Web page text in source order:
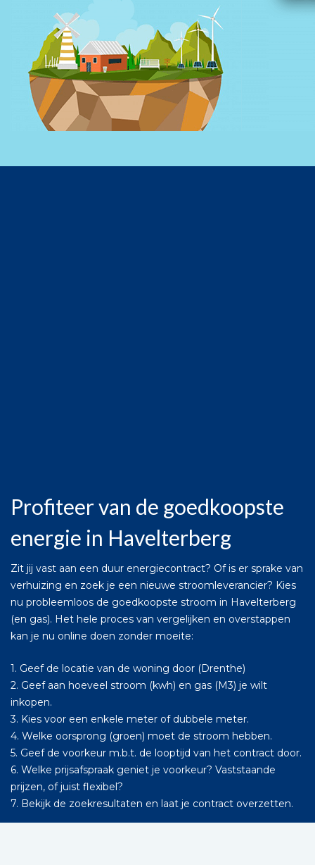
Profiteer van de goedkoopste
energie in Havelterberg
Zit jij vast aan een duur energiecontract? Of is er sprake van
verhuizing en zoek je een nieuwe stroomleverancier? Kies
nu probleemloos de goedkoopste stroom in Havelterberg
(en gas). Het hele proces van vergelijken en overstappen
kan je nu online doen zonder moeite:
1. Geef de locatie van de woning door (Drenthe)
2. Geef aan hoeveel stroom (kwh) en gas (M3) je wilt
inkopen.
3. Kies voor een enkele meter of dubbele meter.
4. Welke oorsprong (groen) moet de stroom hebben.
5. Geef de voorkeur m.b.t. de looptijd van het contract door.
6. Welke prijsafspraak geniet je voorkeur? Vaststaande
prijzen, of juist flexibel?
7. Bekijk de zoekresultaten en laat je contract overzetten.